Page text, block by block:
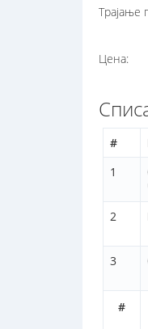
Трајање
Цена:
#
#
1
2
3